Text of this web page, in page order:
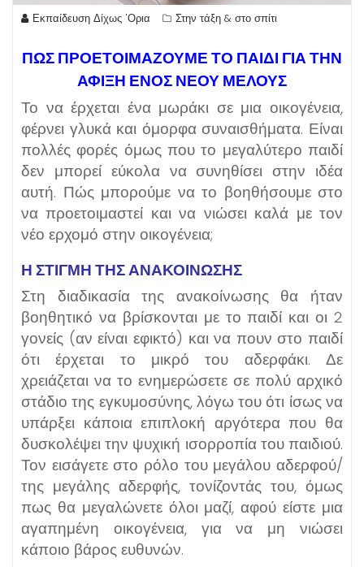
Εκπαίδευση Δίχως 'Ορια Στην τάξη & στο σπίτι
ΠΩΣ ΠΡΟΕΤΟΙΜΑΖΟΥΜΕ ΤΟ ΠΑΙΔΙ ΓΙΑ ΤΗΝ
ΑΦΙΞΗ ΕΝΟΣ ΝΕΟΥ ΜΕΛΟΥΣ
Το να έρχεται ένα μωράκι σε μια οικογένεια,
φέρνει γλυκά και όμορφα συναισθήματα. Είναι
πολλές φορές όμως που το μεγαλύτερο παιδί
δεν μπορεί εύκολα να συνηθίσει στην ιδέα
αυτή. Πώς μπορούμε να το βοηθήσουμε στο
να προετοιμαστεί και να νιώσει καλά με τον
νέο ερχομό στην οικογένεια;
Η ΣΤΙΓΜΗ ΤΗΣ ΑΝΑΚΟΙΝΩΣΗΣ
Στη διαδικασία της ανακοίνωσης θα ήταν
βοηθητικό να βρίσκονται με το παιδί και οι 2
γονείς (αν είναι εφικτό) και να πουν στο παιδί
ότι έρχεται το μικρό του αδερφάκι. Δε
χρειάζεται να το ενημερώσετε σε πολύ αρχικό
στάδιο της εγκυμοσύνης, λόγω του ότι ίσως να
υπάρξει κάποια επιπλοκή αργότερα που θα
δυσκολέψει την ψυχική ισορροπία του παιδιού.
Τον εισάγετε στο ρόλο του μεγάλου αδερφού/
της μεγάλης αδερφής, τονίζοντάς του, όμως
πως θα μεγαλώνετε όλοι μαζί, αφού είστε μια
αγαπημένη οικογένεια, για να μη νιώσει
κάποιο βάρος ευθυνών.